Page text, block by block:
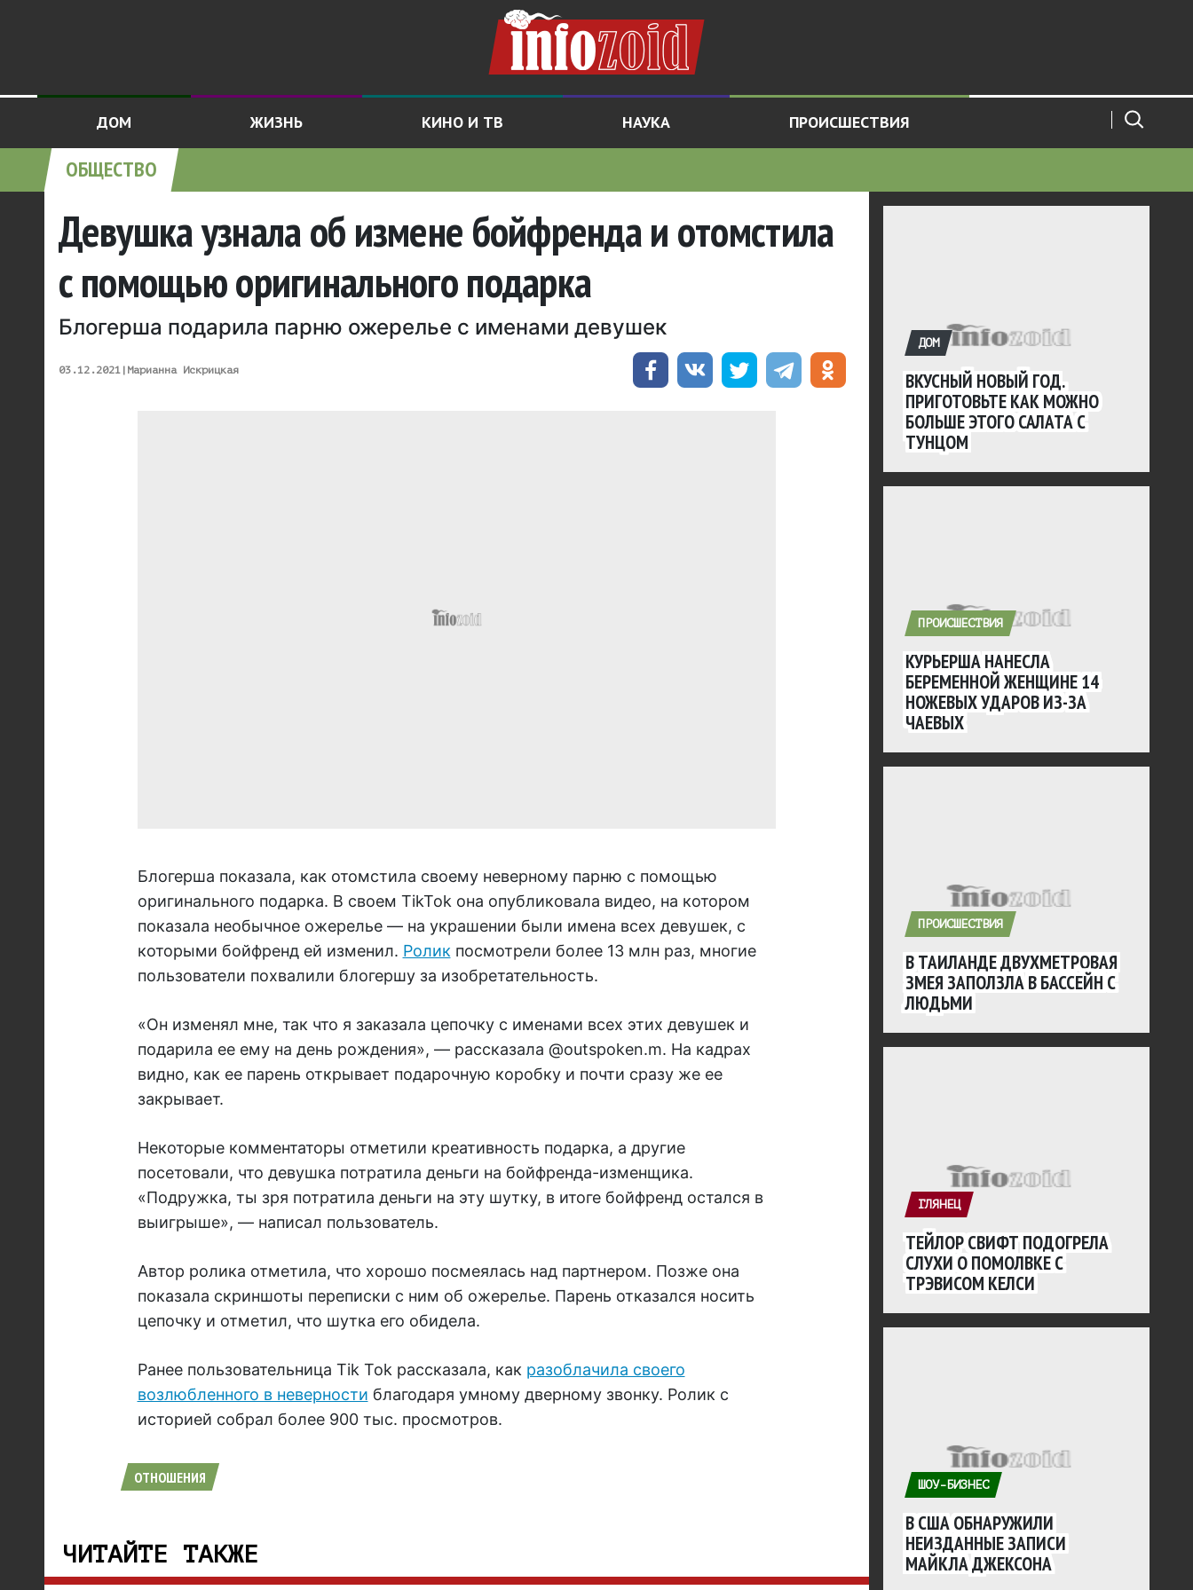
ДОМ ЖИЗНЬ КИНО И ТВ НАУКА ПРОИСШЕСТВИЯ
ОБЩЕСТВО
Девушка узнала об измене бойфренда и отомстила
с помощью оригинального подарка
Блогерша подарила парню ожерелье с именами девушек
03.12.2021 | Марианна Искрицкая
Блогерша показала, как отомстила своему неверному парню с помощью
оригинального подарка. В своем TikTok она опубликовала видео, на котором
показала необычное ожерелье — на украшении были имена всех девушек, с
которыми бойфренд ей изменил. Роликпосмотрели более 13 млн раз, многие
пользователи похвалили блогершу за изобретательность.
«Он изменял мне, так что я заказала цепочку с именами всех этих девушек и
подарила ее ему на день рождения», — рассказала @outspoken.m. На кадрах
видно, как ее парень открывает подарочную коробку и почти сразу же ее
закрывает.
Некоторые комментаторы отметили креативность подарка, а другие
посетовали, что девушка потратила деньги на бойфренда-изменщика.
«Подружка, ты зря потратила деньги на эту шутку, в итоге бойфренд остался в
выигрыше», — написал пользователь.
Автор ролика отметила, что хорошо посмеялась над партнером. Позже она
показала скриншоты переписки с ним об ожерелье. Парень отказался носить
цепочку и отметил, что шутка его обидела.
Ранее пользовательница Tik Tok рассказала, как разоблачила своего
возлюбленного в неверности благодаря умному дверному звонку. Ролик с
историей собрал более 900 тыс. просмотров.
ОТНОШЕНИЯ
ЧИТАЙТЕ ТАКЖЕ
ДОМ
ВКУСНЫЙ НОВЫЙ ГОД.
ПРИГОТОВЬТЕ КАК МОЖНО
БОЛЬШЕ ЭТОГО САЛАТА С
ТУНЦОМ
ПРОИСШЕСТВИЯ
КУРЬЕРША НАНЕСЛА
БЕРЕМЕННОЙ ЖЕНЩИНЕ 14
НОЖЕВЫХ УДАРОВ ИЗ-ЗА
ЧАЕВЫХ
ПРОИСШЕСТВИЯ
В ТАИЛАНДЕ ДВУХМЕТРОВАЯ
ЗМЕЯ ЗАПОЛЗЛА В БАССЕЙН С
ЛЮДЬМИ
ГЛЯНЕЦ
ТЕЙЛОР СВИФТ ПОДОГРЕЛА
СЛУХИ О ПОМОЛВКЕ С
ТРЭВИСОМ КЕЛСИ
ШОУ-БИЗНЕС
В США ОБНАРУЖИЛИ
НЕИЗДАННЫЕ ЗАПИСИ
МАЙКЛА ДЖЕКСОНА